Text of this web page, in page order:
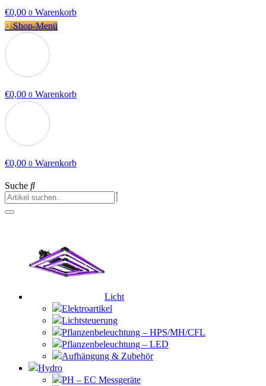
€0,00 0 Warenkorb
Shop-Menü
€0,00 0 Warenkorb
€0,00 0 Warenkorb
Suche
Licht
Elektroartikel
Lichtsteuerung
Pflanzenbeleuchtung – HPS/MH/CFL
Pflanzenbeleuchtung – LED
Aufhängung & Zubehör
Hydro
PH – EC Messgeräte